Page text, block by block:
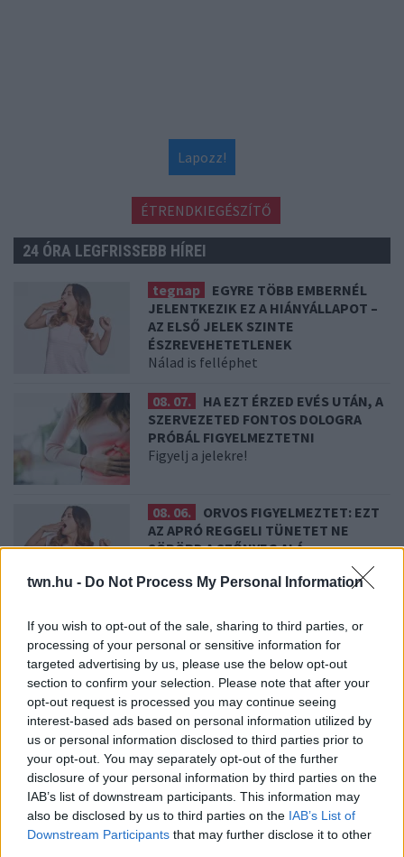
twn.hu - Do Not Process My Personal Information
If you wish to opt-out of the sale, sharing to third parties, or
processing of your personal or sensitive information for
targeted advertising by us, please use the below opt-out
section to confirm your selection. Please note that after your
opt-out request is processed you may continue seeing
interest-based ads based on personal information utilized by
us or personal information disclosed to third parties prior to
your opt-out. You may separately opt-out of the further
disclosure of your personal information by third parties on the
IAB’s list of downstream participants. This information may
also be disclosed by us to third parties on the IAB’s List of
Downstream Participants that may further disclose it to other
Lapozz!
ÉTRENDKIEGÉSZÍTŐ
24 ÓRA LEGFRISSEBB HÍREI
tegnap
EGYRE TÖBB EMBERNÉL
JELENTKEZIK EZ A HIÁNYÁLLAPOT –
AZ ELSŐ JELEK SZINTE
ÉSZREVEHETETLENEK
Nálad is felléphet
08. 07.
HA EZT ÉRZED EVÉS UTÁN, A
SZERVEZETED FONTOS DOLOGRA
PRÓBÁL FIGYELMEZTETNI
Figyelj a jelekre!
08. 06.
ORVOS FIGYELMEZTET: EZT
AZ APRÓ REGGELI TÜNETET NE
SÖPÖRD A SZŐNYEG ALÁ
08. 05.
EZÉRT PÁRÁSODIK BE
ÁLLANDÓAN AZ ABLAK – EGYSZERŰBB
A MEGOLDÁS, MINT GONDOLNÁD
Villámgyors megoldás
08. 04.
NEM ECETTEL ÉS NEM SZÓDABIKARBÓNÁVAL:
EZZEL LESZ ÚJRA CSILLOGÓ A VÍZKÖVES CSAP
A legjobb trükk
08. 03.
HA MINDIG EZT A MONDATOT HASZNÁLOD, AZ
RENDKÍVÜL MAGAS ÉRZELMI INTELLIGENCIÁRA UTALHAT